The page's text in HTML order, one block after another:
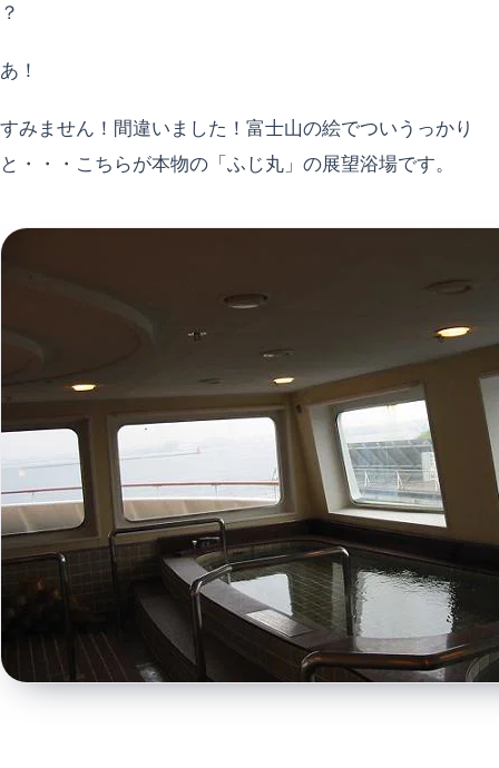
？
あ！
すみません！間違いました！富士山の絵でついうっかり
と・・・こちらが本物の「ふじ丸」の展望浴場です。